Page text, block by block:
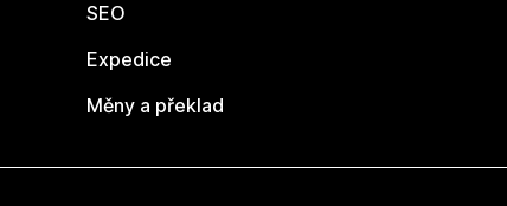
SEO
Expedice
Měny a překlad